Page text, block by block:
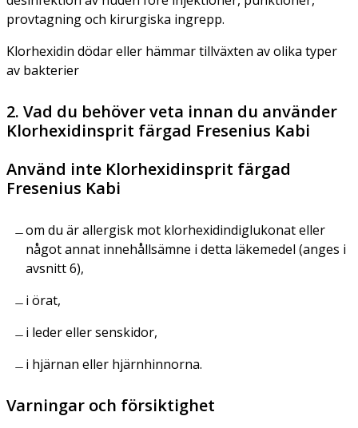
provtagning och kirurgiska ingrepp.
Klorhexidin dödar eller hämmar tillväxten av olika typer
av bakterier
2. Vad du behöver veta innan du använder
Klorhexidinsprit färgad Fresenius Kabi
Använd inte Klorhexidinsprit färgad
Fresenius Kabi
om du är allergisk mot klorhexidindiglukonat eller
något annat innehållsämne i detta läkemedel (anges i
avsnitt 6),
i örat,
i leder eller senskidor,
i hjärnan eller hjärnhinnorna.
Varningar och försiktighet